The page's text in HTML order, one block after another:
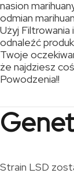
nasion
odmian
Użyj
odnaleźć
Twoje
że najdziesz
Powodzenia!!
Strain LSD